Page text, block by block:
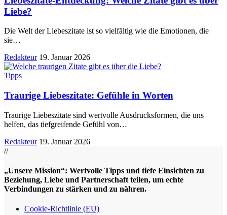
Liebe?
Die Welt der Liebeszitate ist so vielfältig wie die Emotionen, die
sie…
Redakteur 19. Januar 2026
Tipps
Traurige Liebeszitate: Gefühle in Worten
Traurige Liebeszitate sind wertvolle Ausdrucksformen, die uns
helfen, das tiefgreifende Gefühl von…
Redakteur 19. Januar 2026
//
„Unsere Mission“: Wertvolle Tipps und tiefe Einsichten zu
Beziehung, Liebe und Partnerschaft teilen, um echte
Verbindungen zu stärken und zu nähren.
Cookie-Richtlinie (EU)